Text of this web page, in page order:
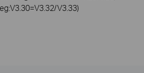
V3.33)